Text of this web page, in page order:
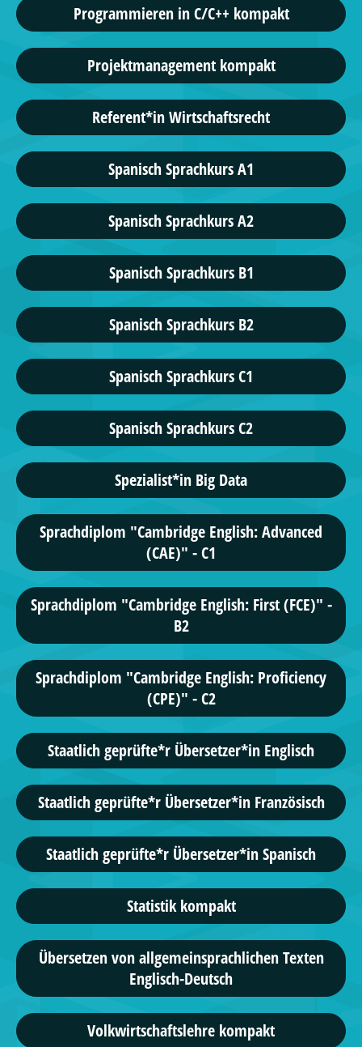
Programmieren in C/C++ kompakt
Projektmanagement kompakt
Referent*in Wirtschaftsrecht
Spanisch Sprachkurs A1
Spanisch Sprachkurs A2
Spanisch Sprachkurs B1
Spanisch Sprachkurs B2
Spanisch Sprachkurs C1
Spanisch Sprachkurs C2
Spezialist*in Big Data
Sprachdiplom "Cambridge English: Advanced
(CAE)" - C1
Sprachdiplom "Cambridge English: First (FCE)" -
B2
Sprachdiplom "Cambridge English: Proficiency
(CPE)" - C2
Staatlich geprüfte*r Übersetzer*in Englisch
Staatlich geprüfte*r Übersetzer*in Französisch
Staatlich geprüfte*r Übersetzer*in Spanisch
Statistik kompakt
Übersetzen von allgemeinsprachlichen Texten
Englisch-Deutsch
Volkwirtschaftslehre kompakt